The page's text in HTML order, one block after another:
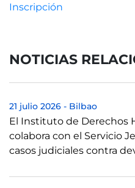
Inscripción
NOTICIAS
21 julio 2026 - Bilbao
El Instituto de Derechos
colabora con el Servicio
casos judiciales contra